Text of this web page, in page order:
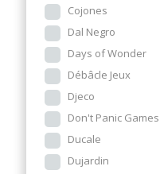
Cojones
Dal Negro
Days of Wonder
Débâcle Jeux
Djeco
Don't Panic Games
Ducale
Dujardin